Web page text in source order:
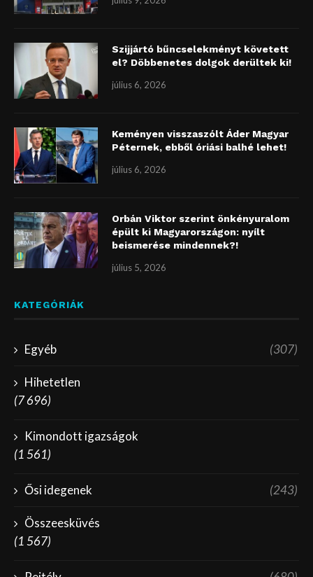
Szijjártó bűncselekményt követett
el? Döbbenetes dolgok derültek ki!
július 6, 2026
Keményen visszaszólt Áder Magyar
Péternek, ebből óriási balhé lehet!
július 6, 2026
Orbán Viktor szerint önkényuralom
épült ki Magyarországon: nyílt
beismerése mindennek?!
július 5, 2026
KATEGÓRIÁK
Egyéb (307)
Hihetetlen
(7 696)
Kimondott igazságok
(1 561)
Ősi idegenek (243)
Összeesküvés
(1 567)